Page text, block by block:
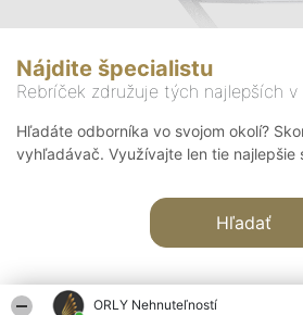
ORLY Nehnuteľností
Nájdite špecialistu
Rebríček združuje tých najlepších
Hľadáte odborníka vo svojom okolí?
vyhľadávač. Využívajte len tie najlepšie
Hľadať